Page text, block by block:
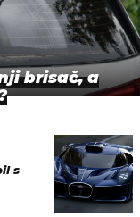
brisač, a
s